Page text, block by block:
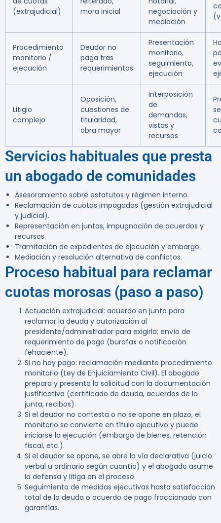
(extrajudicial)
mora inicial
negociación y
mediación
Procedimiento
monitorio /
ejecución
Deudor no
paga tras
requerimientos
Presentación
monitorio,
seguimiento,
ejecución
Litigio
complejo
Oposición,
cuestiones de
titularidad,
obra mayor
Interposición
de
demandas,
vistas y
recursos
Servicios habituales que presta
un abogado de comunidades
Asesoramiento sobre estatutos y régimen interno.
Reclamación de cuotas impagadas (gestión extrajudicial
y judicial).
Representación en juntas, impugnación de acuerdos y
recursos.
Tramitación de expedientes de ejecución y embargo.
Mediación y resolución alternativa de conflictos.
Proceso habitual para reclamar
cuotas morosas (paso a paso)
Actuación extrajudicial: acuerdo en junta para
reclamar la deuda y autorización al
presidente/administrador para exigirla; envío de
requerimiento de pago (burofax o notificación
fehaciente).
Si no hay pago: reclamación mediante procedimiento
monitorio (Ley de Enjuiciamiento Civil). El abogado
prepara y presenta la solicitud con la documentación
justificativa (certificado de deuda, acuerdos de la
junta, recibos).
Si el deudor no contesta o no se opone en plazo, el
monitorio se convierte en título ejecutivo y puede
iniciarse la ejecución (embargo de bienes, retención
fiscal, etc.).
Si el deudor se opone, se abre la vía declarativa (juicio
verbal u ordinario según cuantía) y el abogado asume
la defensa y litiga en el proceso.
Seguimiento de medidas ejecutivas hasta satisfacción
total de la deuda o acuerdo de pago fraccionado con
garantías.